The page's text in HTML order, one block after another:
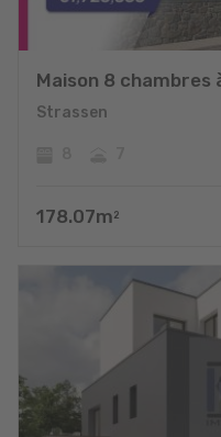
Maison 8 chambres
Strassen
178.07m 2